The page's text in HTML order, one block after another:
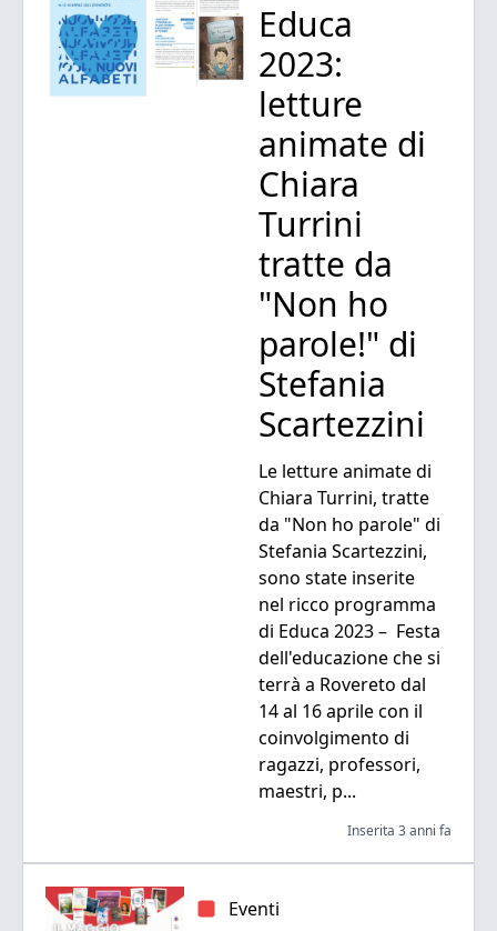
Educa
2023:
letture
animate di
Chiara
Turrini
tratte da
"Non ho
parole!" di
Stefania
Scartezzini
Le letture animate di
Chiara Turrini, tratte
da "Non ho parole" di
Stefania Scartezzini,
sono state inserite
nel ricco programma
di Educa 2023 – Festa
dell'educazione che si
terrà a Rovereto dal
14 al 16 aprile con il
coinvolgimento di
ragazzi, professori,
maestri, p...
Inserita 3 anni fa
Eventi